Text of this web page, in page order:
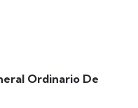
Ordinario De